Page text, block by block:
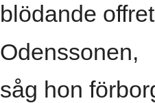
blödande
Odenssonen,
såg hon